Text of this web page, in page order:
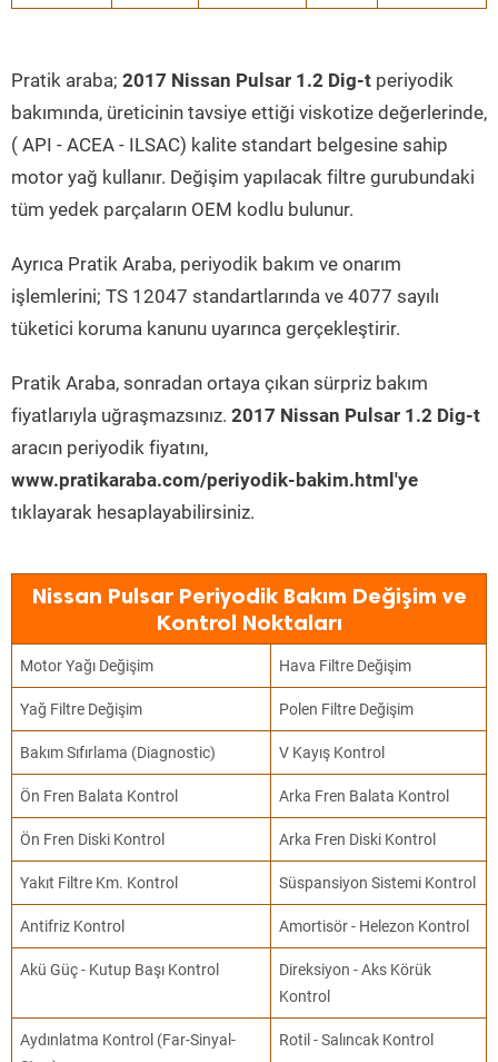
Pratik araba; 2017 Nissan Pulsar 1.2 Dig-t periyodik
bakımında, üreticinin tavsiye ettiği viskotize değerlerinde,
( API - ACEA - ILSAC) kalite standart belgesine sahip
motor yağ kullanır. Değişim yapılacak filtre gurubundaki
tüm yedek parçaların OEM kodlu bulunur.
Ayrıca Pratik Araba, periyodik bakım ve onarım
işlemlerini; TS 12047 standartlarında ve 4077 sayılı
tüketici koruma kanunu uyarınca gerçekleştirir.
Pratik Araba, sonradan ortaya çıkan sürpriz bakım
fiyatlarıyla uğraşmazsınız. 2017 Nissan Pulsar 1.2 Dig-t
aracın periyodik fiyatını,
www.pratikaraba.com/periyodik-bakim.html'ye
tıklayarak hesaplayabilirsiniz.
Nissan Pulsar Periyodik Bakım Değişim ve
Kontrol Noktaları
Motor Yağı Değişim Hava Filtre Değişim
Yağ Filtre Değişim Polen Filtre Değişim
Bakım Sıfırlama (Diagnostic) V Kayış Kontrol
Ön Fren Balata Kontrol Arka Fren Balata Kontrol
Ön Fren Diski Kontrol Arka Fren Diski Kontrol
Yakıt Filtre Km. Kontrol Süspansiyon Sistemi Kontrol
Antifriz Kontrol Amortisör - Helezon Kontrol
Akü Güç - Kutup Başı Kontrol
Direksiyon - Aks Körük
Kontrol
Aydınlatma Kontrol (Far-Sinyal-
Rotil - Salıncak Kontrol